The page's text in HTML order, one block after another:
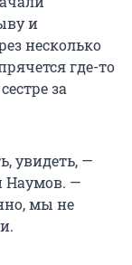
и
несколько
где-то
за
увидеть, —
Наумов. —
мы не